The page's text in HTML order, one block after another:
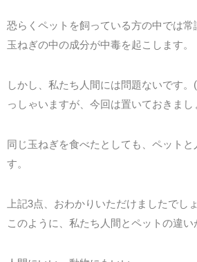
恐らくペットを飼っている方の中では常
玉ねぎの中の成分が中毒を起こします。
しかし、私たち人間には問題ないです
っしゃいますが、今回は置いておきまし
同じ玉ねぎを食べたとしても、ペットと
す。
上記3点、おわかりいただけましたでし
このように、私たち人間とペットの違い